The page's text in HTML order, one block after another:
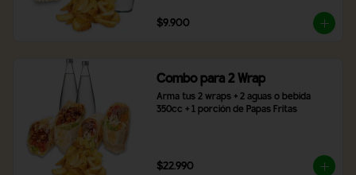
$9.900
Combo para 2 Wrap
Arma tus 2 wraps + 2 aguas o bebida
350cc + 1 porción de Papas Fritas
$22.990